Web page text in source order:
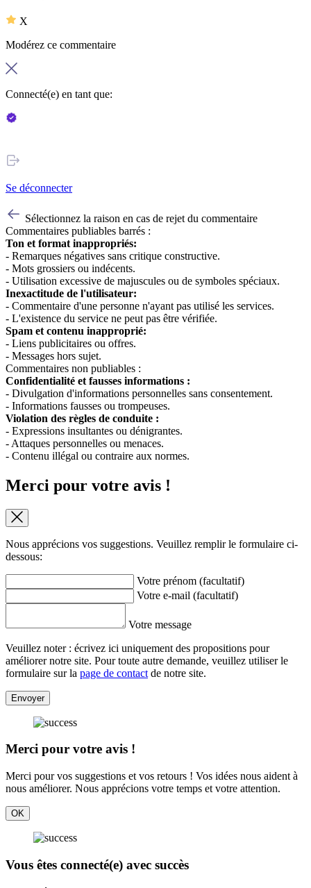
X
Modérez ce commentaire
Connecté(e) en tant que:
Se déconnecter
Sélectionnez la raison en cas de rejet du commentaire
Commentaires publiables barrés :
Ton et format inappropriés:
- Remarques négatives sans critique constructive.
- Mots grossiers ou indécents.
- Utilisation excessive de majuscules ou de symboles spéciaux.
Inexactitude de l'utilisateur:
- Commentaire d'une personne n'ayant pas utilisé les services.
- L'existence du service ne peut pas être vérifiée.
Spam et contenu inapproprié:
- Liens publicitaires ou offres.
- Messages hors sujet.
Commentaires non publiables :
Confidentialité et fausses informations :
- Divulgation d'informations personnelles sans consentement.
- Informations fausses ou trompeuses.
Violation des règles de conduite :
- Expressions insultantes ou dénigrantes.
- Attaques personnelles ou menaces.
- Contenu illégal ou contraire aux normes.
Merci pour votre avis !
Nous apprécions vos suggestions. Veuillez remplir le formulaire ci-
dessous:
Votre prénom (facultatif)
Votre e-mail (facultatif)
Votre message
Veuillez noter : écrivez ici uniquement des propositions pour
améliorer notre site. Pour toute autre demande, veuillez utiliser le
formulaire sur la page de contact de notre site.
Envoyer
Merci pour votre avis !
Merci pour vos suggestions et vos retours ! Vos idées nous aident à
nous améliorer. Nous apprécions votre temps et votre attention.
OK
Vous êtes connecté(e) avec succès